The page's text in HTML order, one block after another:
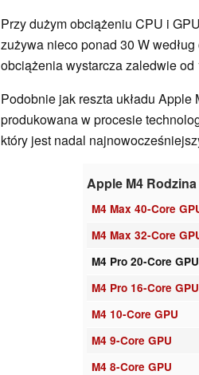
Przy dużym obciążeniu CPU i
zużywa nieco ponad 30 W
obciążenia wystarcza zaledwie od
Podobnie jak reszta układu
produkowana w procesie
który jest nadal
Apple M4 Rodzina
M4 Max 40-Core
M4 Max 32-Core
M4 Pro 20-Core GPU
M4 Pro 16-Core GPU
M4 10-Core GPU
M4 9-Core GPU
M4 8-Core GPU